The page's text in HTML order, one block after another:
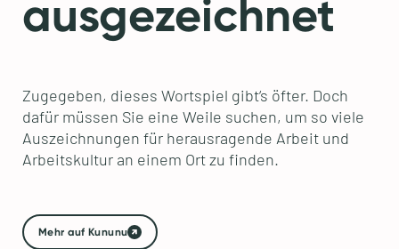
ausgezeichnet
Zugegeben, dieses Wortspiel gibt‘s öfter. Doch
dafür müssen Sie eine Weile suchen, um so viele
Auszeichnungen für herausragende Arbeit und
Arbeitskultur an einem Ort zu finden.
Mehr auf Kununu